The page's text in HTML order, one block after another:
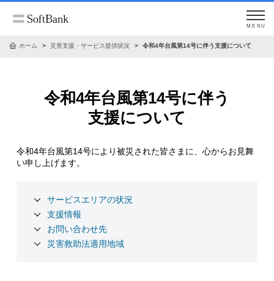
MENU
ホーム 災害支援・サービス提供状況 令和4年台風第14号に伴う支援について
令和4年台風第14号に伴う
支援について
令和4年台風第14号により被災された皆さまに、心からお見舞
い申し上げます。
サービスエリアの状況
支援情報
お問い合わせ先
災害救助法適用地域